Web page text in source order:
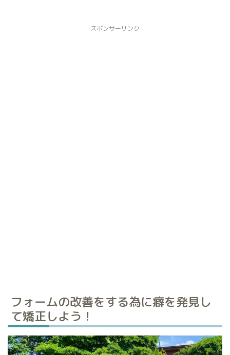
スポンサーリンク
フォームの改善をする為に癖を発見し
て矯正しよう！